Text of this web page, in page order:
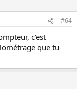
#64
c'est
que tu